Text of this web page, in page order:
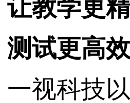
让教学更
更高效
科技以